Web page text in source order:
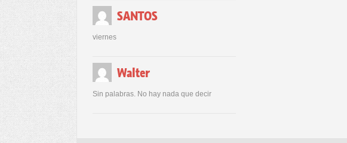
SANTOS
viernes
Walter
Sin palabras. No hay nada que decir